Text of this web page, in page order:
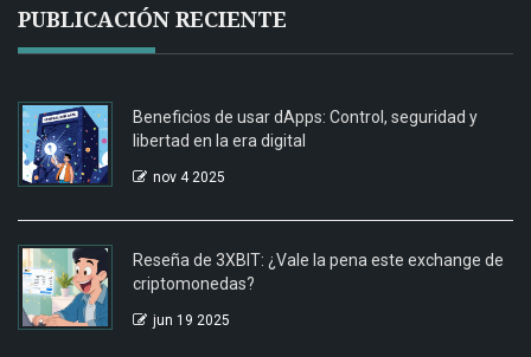
PUBLICACIÓN RECIENTE
Beneficios de usar dApps: Control, seguridad y
libertad en la era digital
nov 4 2025
Reseña de 3XBIT: ¿Vale la pena este exchange de
criptomonedas?
jun 19 2025